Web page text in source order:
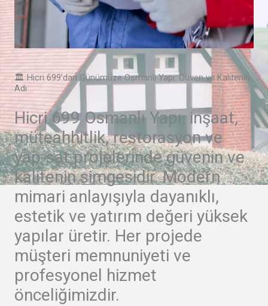
🏛️ Hicri 699’dan Günümüze Osmanlı Yapı: Güven ve Kalitenin
Adı
Hicri 699 Osmanlı Yapı, inşaat,
müteahhitlik, restorasyon ve
yap-sat projelerinde güvenin ve
kalitenin simgesidir. Modern
mimari anlayışıyla dayanıklı,
estetik ve yatırım değeri yüksek
yapılar üretir. Her projede
müşteri memnuniyeti ve
profesyonel hizmet
önceliğimizdir.